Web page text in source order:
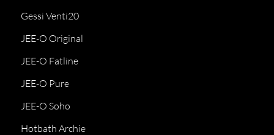
Gessi Venti20
JEE-O Original
JEE-O Fatline
JEE-O Pure
JEE-O Soho
Hotbath Archie